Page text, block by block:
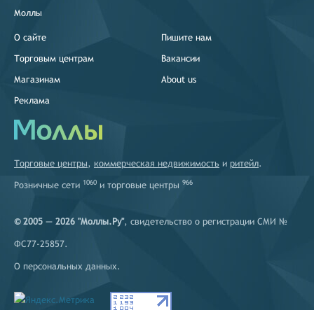
Моллы
О сайте
Торговым центрам
Магазинам
Реклама
Пишите нам
Вакансии
About us
Торговые центры, коммерческая недвижимость и ритейл.
Розничные сети 1060 и торговые центры 966
© 2005 — 2026 "Моллы.Ру", свидетельство о регистрации СМИ №
ФС77-25857.
О персональных данных.